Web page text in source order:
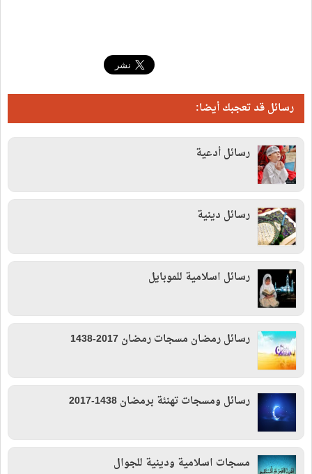
رسائل قد تعجبك أيضا:
رسائل أدعية
رسائل دينية
رسائل اسلامية للموبايل
رسائل رمضان مسجات رمضان 2017-1438
رسائل ومسجات تهنئة برمضان 1438-2017
مسجات اسلامية ودينية للجوال